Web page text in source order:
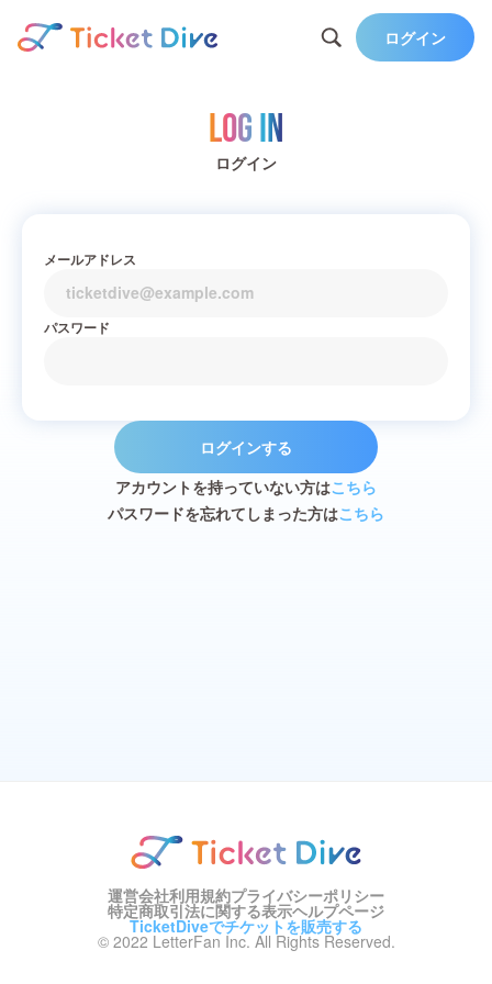
ログイン
Log in
ログイン
メールアドレス
パスワード
ログインする
アカウントを持っていない方はこちら
パスワードを忘れてしまった方はこちら
運営会社利用規約プライバシーポリシー
特定商取引法に関する表示ヘルプページ
TicketDiveでチケットを販売する
© 2022 LetterFan Inc. All Rights Reserved.